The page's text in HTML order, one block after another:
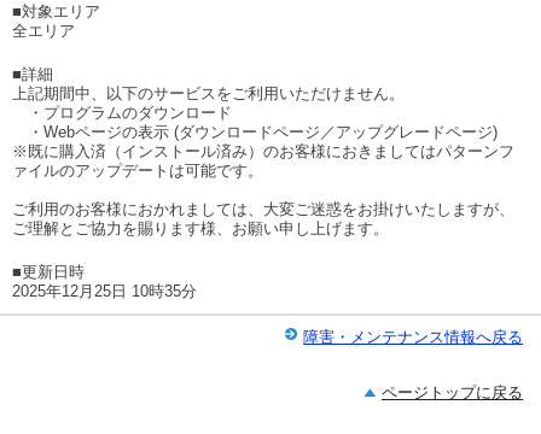
■対象エリア
全エリア
■詳細
上記期間中、以下のサービスをご利用いただけません。
・プログラムのダウンロード
・Webページの表示 (ダウンロードページ／アップグレードページ)
※既に購入済（インストール済み）のお客様におきましてはパターンフ
ァイルのアップデートは可能です。
ご利用のお客様におかれましては、大変ご迷惑をお掛けいたしますが、
ご理解とご協力を賜ります様、お願い申し上げます。
■更新日時
2025年12月25日 10時35分
障害・メンテナンス情報へ戻る
ページトップに戻る